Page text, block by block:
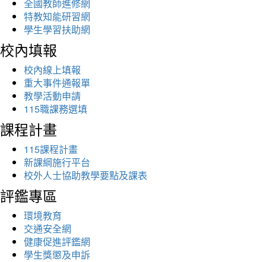
全國教師進修網
特教知能研習網
學生學習扶助網
校內填報
校內線上填報
重大事件通報單
教學活動申請
115職課務選填
課程計畫
115課程計畫
新課綱施行平台
校外人士協助教學要點及課表
評鑑專區
環境教育
交通安全網
健康促進評鑑網
學生獎懲及申訴